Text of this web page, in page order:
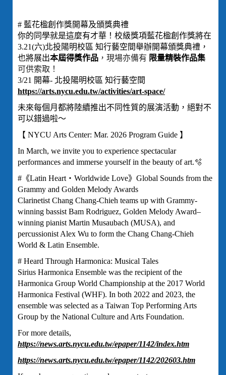
# 藍花楹創作獎開幕及頒獎典禮
你的同學就是這麼有才華！校級獎項藍花楹創作獎將在
3.21(六)北投陽明校區 知行藝空間舉辦開幕頒獎典禮，
也將展出本屆得獎作品 ，現場亦備有 限量精裝作品集
可供索取！
3/21 開幕- 北投陽明校區 知行藝空間
https://arts.nycu.edu.tw/activities/art-space/
未來每個月都將陸續推出不同性質的展演活動，絕對不
可以錯過啦～
【 NYCU Arts Center: Mar. 2026 Program Guide 】
In March, we invite you to experience spectacular
performances and immerse yourself in the beauty of art.🫧
#《Latin Heart・Worldwide Love》Global Sounds from the
Grammy and Golden Melody Awards
Clarinetist Chang Chang-Chieh teams up with Grammy-
winning bassist Bam Rodriguez, Golden Melody Award–
winning pianist Martin Musaubach (MUSA), and
percussionist Alex Wu to form the Chang Chang-Chieh
World & Latin Ensemble.
# Heard Through Harmonica: Musical Tales
Sirius Harmonica Ensemble was the recipient of the
Harmonica Group World Championship at the 2017 World
Harmonica Festival (WHF). In both 2022 and 2023, the
ensemble was selected as a Taiwan Top Performing Arts
Group by the National Culture and Arts Foundation.
For more details,
https://news.arts.nycu.edu.tw/epaper/1142/index.htm
https://news.arts.nycu.edu.tw/epaper/1142/202603.htm